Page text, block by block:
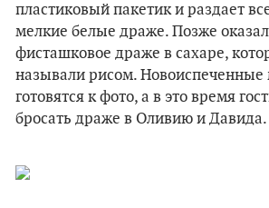
пластиковый пакетик и раздает
мелкие белые драже. Позже
фисташковое драже в сахаре,
называли рисом.
готовятся к фото, а в это время
бросать драже в Оливию и Давида.